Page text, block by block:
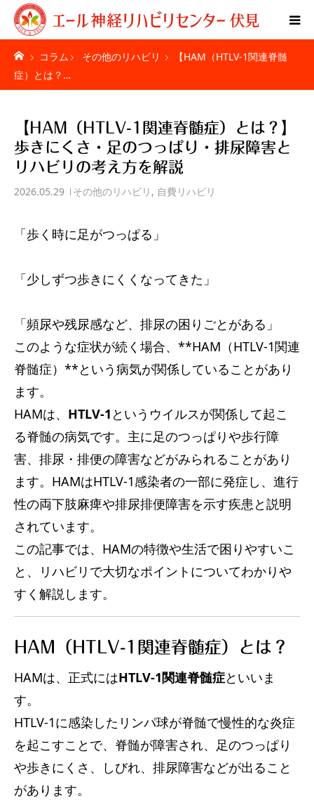
コラム その他のリハビリ
【HAM（HTLV-1関連脊髄
症）とは？…
【HAM（HTLV-1関連脊髄症）とは？】
歩きにくさ・足のつっぱり・排尿障害と
リハビリの考え方を解説
2026.05.29 その他のリハビリ , 自費リハビリ
「歩く時に足がつっぱる」
「少しずつ歩きにくくなってきた」
「頻尿や残尿感など、排尿の困りごとがある」
このような症状が続く場合、**HAM（HTLV-1関連
脊髄症）**という病気が関係していることがあり
ます。
HAMは、 HTLV-1 というウイルスが関係して起こ
る脊髄の病気です。主に足のつっぱりや歩行障
害、排尿・排便の障害などがみられることがあり
ます。HAMはHTLV-1感染者の一部に発症し、進行
性の両下肢麻痺や排尿排便障害を示す疾患と説明
されています。
この記事では、HAMの特徴や生活で困りやすいこ
と、リハビリで大切なポイントについてわかりや
すく解説します。
HAM（HTLV-1関連脊髄症）とは？
HAMは、正式にはHTLV-1関連脊髄症といいま
す。
HTLV-1に感染したリンパ球が脊髄で慢性的な炎症
を起こすことで、脊髄が障害され、足のつっぱり
や歩きにくさ、しびれ、排尿障害などが出ること
があります。
Home
ご利用者様の声
疾患別ページ
サービス内容
アクセス
お知らせ
コラム